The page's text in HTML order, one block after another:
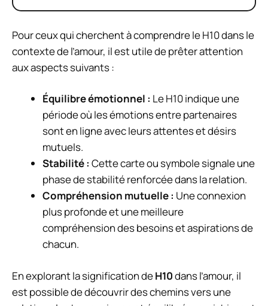
Pour ceux qui cherchent à comprendre le H10 dans le
contexte de l’amour, il est utile de prêter attention
aux aspects suivants :
Équilibre émotionnel : Le H10 indique une
période où les émotions entre partenaires
sont en ligne avec leurs attentes et désirs
mutuels.
Stabilité : Cette carte ou symbole signale une
phase de stabilité renforcée dans la relation.
Compréhension mutuelle : Une connexion
plus profonde et une meilleure
compréhension des besoins et aspirations de
chacun.
En explorant la signification deH10dans l’amour, il
est possible de découvrir des chemins vers une